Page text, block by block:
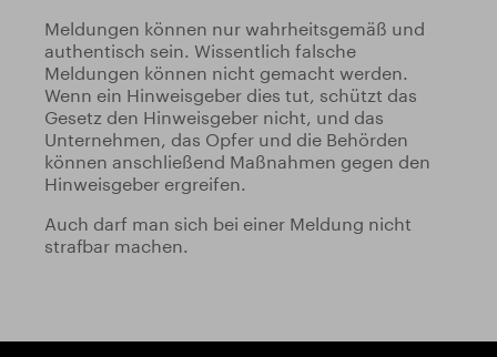
Meldungen können nur wahrheitsgemäß und
authentisch sein. Wissentlich falsche
Meldungen können nicht gemacht werden.
Wenn ein Hinweisgeber dies tut, schützt das
Gesetz den Hinweisgeber nicht, und das
Unternehmen, das Opfer und die Behörden
können anschließend Maßnahmen gegen den
Hinweisgeber ergreifen.
Auch darf man sich bei einer Meldung nicht
strafbar machen.